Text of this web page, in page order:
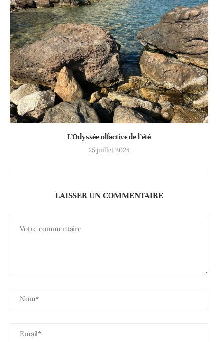
L’Odyssée olfactive de l’été
25 juillet 2026
LAISSER UN COMMENTAIRE